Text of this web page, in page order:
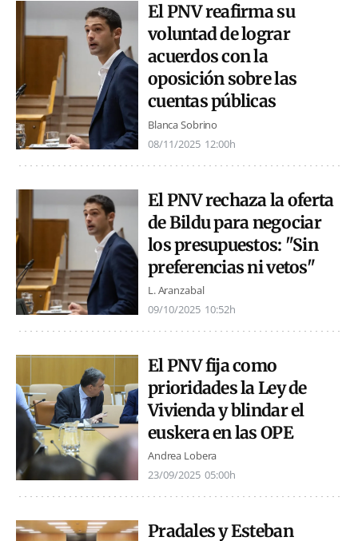
El PNV reafirma su
voluntad de lograr
acuerdos con la
oposición sobre las
cuentas públicas
Blanca Sobrino
08/11/2025 12:00h
El PNV rechaza la oferta
de Bildu para negociar
los presupuestos: "Sin
preferencias ni vetos"
L. Aranzabal
09/10/2025 10:52h
El PNV fija como
prioridades la Ley de
Vivienda y blindar el
euskera en las OPE
Andrea Lobera
23/09/2025 05:00h
Pradales y Esteban